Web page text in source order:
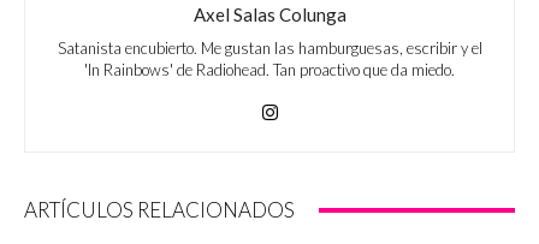
Axel Salas Colunga
Satanista encubierto. Me gustan las hamburguesas, escribir y el
'In Rainbows' de Radiohead. Tan proactivo que da miedo.
ARTÍCULOS RELACIONADOS